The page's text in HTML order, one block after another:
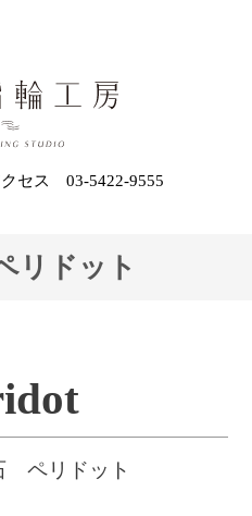
セス 03-5422-9555
リドット
ペリドット